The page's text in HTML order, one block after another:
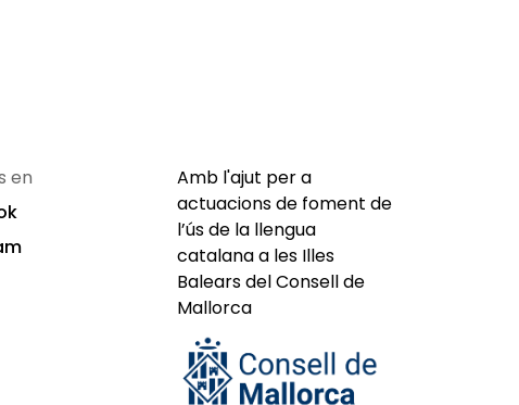
en
Amb l'ajut per a
actuacions de foment de
l’ús de la llengua
catalana a les Illes
Balears del Consell de
Mallorca